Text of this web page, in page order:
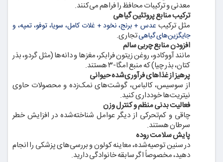
معدنی و ترکیبات محافظ را فراهم می‌کنند.
ترکیب منابع پروتئین گیاهی
مثل ترکیب عدس + برنج، نخود + غلات کامل، سویا، توفو، تمپه، و
جایگزین‌های گیاهیتجاری.
افزودن منابع چربی سالم
مانند آووکادو، روغن زیتون فرابکر، مغزها و دانه‌ها (مثل گردو، بذر
کتان، بذر چیا) که منبع امگا-۳ هستند.
پرهیز از غذاهای فرآوری‌شده حیوانی
از سوسیس، کالباس، گوشت‌های نمک‌زده و محصولات حاوی
نیتریت‌ها خودداری کنید.
فعالیت بدنی منظم و کنترل وزن
چاقی و کم‌تحرکی از دیگر عوامل شناخته‌شده در افزایش خطر
سرطان هستند.
پایش سلامت روده
در سنین توصیه‌شده، معاینه کولون و بررسی‌های پزشکی را انجام
دهید، مخصوصاً اگر سابقه خانوادگی دارید.